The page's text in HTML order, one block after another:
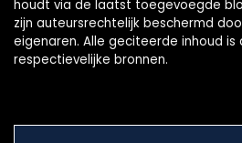
houdt via de laatst toegevoegde
zijn auteursrechtelijk beschermd
eigenaren. Alle geciteerde inhoud is
respectievelijke bronnen.